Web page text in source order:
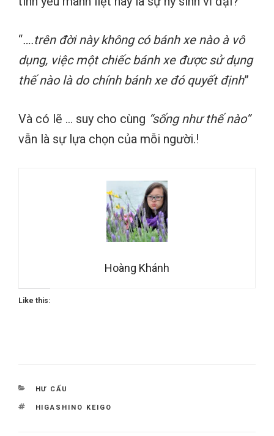
“….trên đời này không có bánh xe nào à vô
dụng, việc một chiếc bánh xe được sử dụng
thế nào là do chính bánh xe đó quyết định”
Và có lẽ … suy cho cùng “sống như thế nào”
vẫn là sự lựa chọn của mỗi người.!
Hoàng Khánh
Like this:
CATEGORIES
HƯ CẤU
TAGS
HIGASHINO KEIGO